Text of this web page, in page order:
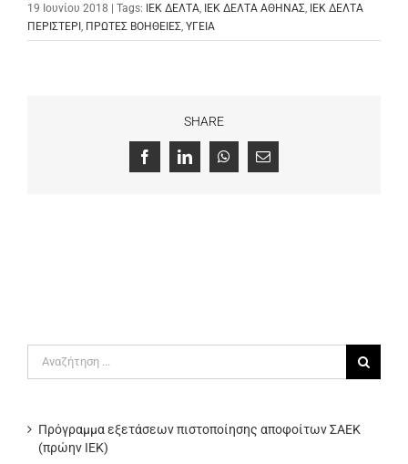
19 Ιουνίου 2018 | Tags: ΙΕΚ ΔΕΛΤΑ ΙΕΚ ΔΕΛΤΑ ΑΘΗΝΑΣ ΙΕΚ ΔΕΛΤΑ
ΠΕΡΙΣΤΕΡΙ ΠΡΩΤΕΣ ΒΟΗΘΕΙΕΣ ΥΓΕΙΑ
SHARE
FacebookLinkedInWhatsApp
Email
Πρόγραμμα εξετάσεων πιστοποίησης αποφοίτων ΣΑΕΚ
(πρώην ΙΕΚ)